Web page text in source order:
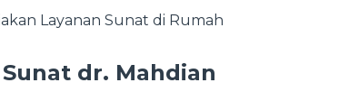
Layanan Sunat di Rumah
dr. Mahdian